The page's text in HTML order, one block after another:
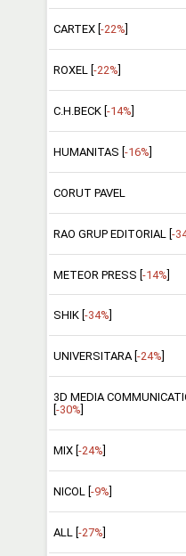
CARTEX [ -22%
ROXEL [ -22%
C.H.BECK [ -14%
HUMANITAS [ -16%
CORUT PAVEL
RAO GRUP EDITORIAL [-
METEOR PRESS [-14%]
SHIK [ -34%
UNIVERSITARA [ -24%
3D MEDIA
-30%
MIX [ -24%
NICOL [ -9%
ALL [ -27%